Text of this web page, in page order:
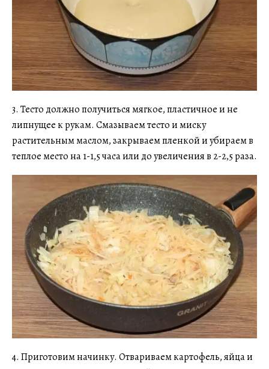
3. Тесто должно получиться мягкое, пластичное и не
липнущее к рукам. Смазываем тесто и миску
растительным маслом, закрываем пленкой и убираем в
теплое место на 1-1,5 часа или до увеличения в 2-2,5 раза.
4. Приготовим начинку. Отвариваем картофель, яйца и